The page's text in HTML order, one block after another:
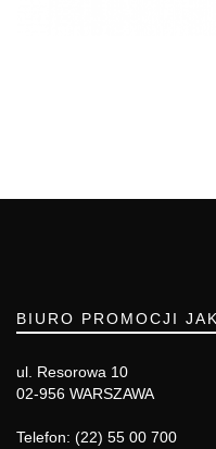
BIURO PROMOCJI
ul. Resorowa 10
02-956 WARSZAWA
Telefon: (22) 55 00 700